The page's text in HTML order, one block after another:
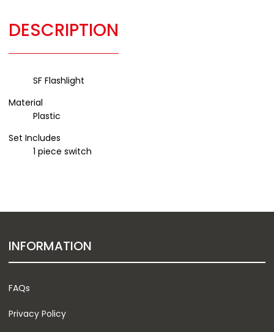
DESCRIPTION
SF Flashlight
Material
Plastic
Set Includes
1 piece switch
INFORMATION
FAQs
Privacy Policy